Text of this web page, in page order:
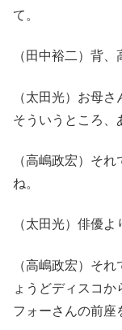
て。
（田中裕二）背、
（太田光）お母
そういうところ、
（高嶋政宏）そ
ね。
（太田光）俳優よ
（高嶋政宏）そ
ょうどディスコ
フォーさんの前座